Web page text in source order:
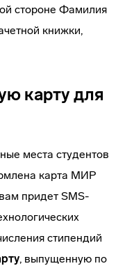
стороне Фамилия
книжки,
карту для
места студентов
карта МИР
придет SMS-
стипендий
, выпущенную по